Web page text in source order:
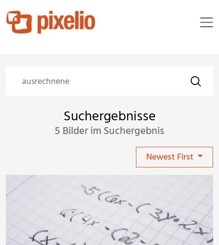
Suchergebnisse
5 Bilder im Suchergebnis
Newest First